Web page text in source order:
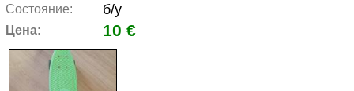
Состояние: б/у
Цена: 10 €